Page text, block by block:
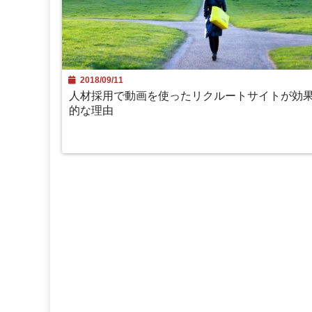
2018/09/11
人材採用で動画を使ったリクルートサイトが効
的な理由